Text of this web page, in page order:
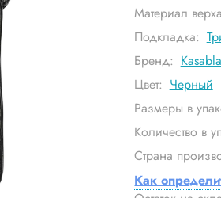
Материал
Подкладка:
Бренд:
Цвет: Черный
Размеры в
Количество в
Страна
Как